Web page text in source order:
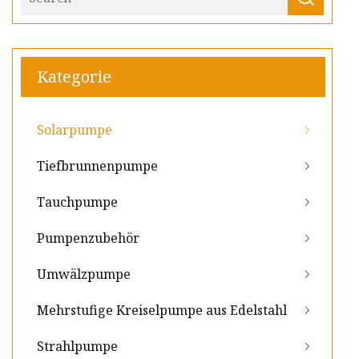
Kategorie
Solarpumpe
Tiefbrunnenpumpe
Tauchpumpe
Pumpenzubehör
Umwälzpumpe
Mehrstufige Kreiselpumpe aus Edelstahl
Strahlpumpe